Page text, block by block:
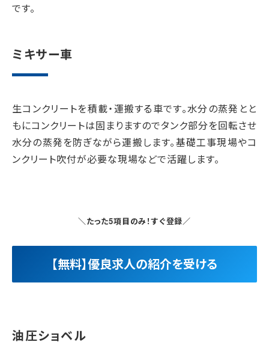
です。
ミキサー車
生コンクリートを積載・運搬する車です。水分の蒸発とと
もにコンクリートは固まりますのでタンク部分を回転させ
水分の蒸発を防ぎながら運搬します。基礎工事現場やコ
ンクリート吹付が必要な現場などで活躍します。
＼たった5項目のみ！すぐ登録／
【無料】優良求人の紹介を受ける
油圧ショベル